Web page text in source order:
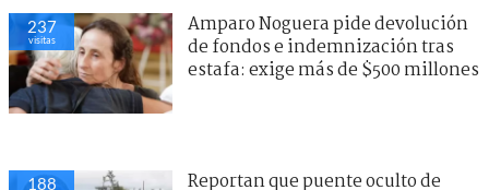
237
visitas
Amparo Noguera pide devolución
de fondos e indemnización tras
estafa: exige más de $500 millones
188
Reportan que puente oculto de